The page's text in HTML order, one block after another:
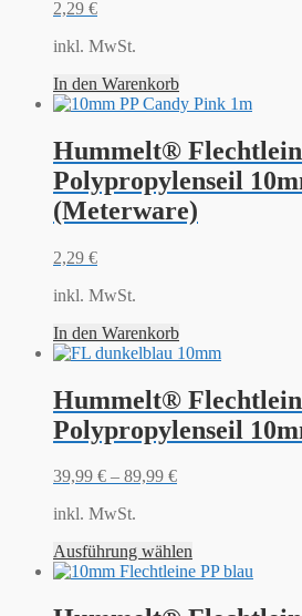
2,29 €
inkl. MwSt.
In den Warenkorb
Hummelt®
Polypropylenseil
(Meterware)
2,29 €
inkl. MwSt.
In den Warenkorb
Hummelt®
Polypropylenseil
39,99 € – 89,99 €
inkl. MwSt.
Ausführung wählen